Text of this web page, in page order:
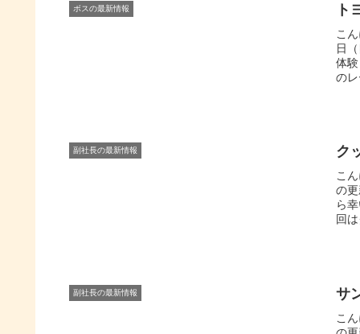
ボスの最新情報 ト
こ
日
体
の
副社長の最新情報 ク
こ
の
ら
回
副社長の最新情報 サ
こ